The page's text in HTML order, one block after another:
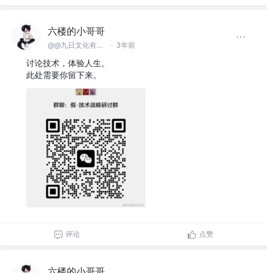
六楼的小哥哥
@@九日文化有限 公司 · 3年前
讨论技术，体验人生。
此处需要你留下来。
评论 点赞